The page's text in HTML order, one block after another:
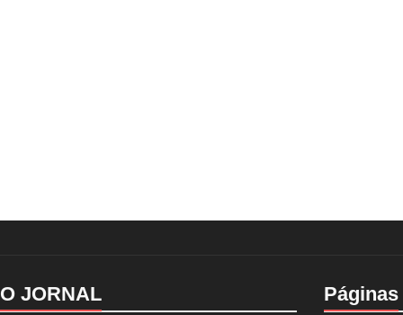
O JORNAL Páginas